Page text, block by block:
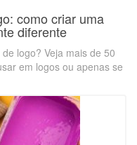
como criar uma
diferente
logo? Veja mais de 50
em logos ou apenas se